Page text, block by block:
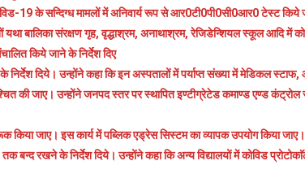
19 के सन्दिग्ध मामलों में अनिवार्य रूप से आर0टी0पी0सी0आर0 टेस्ट
बालिका संरक्षण गृह, वृद्धाश्रम, अनाथाश्रम, रेजिडेन्शियल स्कूल आदि में
किये जाने के निर्देश दिए
दिये। उन्होंने कहा कि इन अस्पतालों में पर्याप्त संख्या में मेडिकल
जाए। उन्होंने जनपद स्तर पर स्थापित इण्टीग्रेटेड कमाण्ड एण्ड कंट्रोल
जाए। इस कार्य में पब्लिक एड्रेस सिस्टम का व्यापक उपयोग किया जाए।
बन्द रखने के निर्देश दिये। उन्होंने कहा कि अन्य विद्यालयों में कोविड